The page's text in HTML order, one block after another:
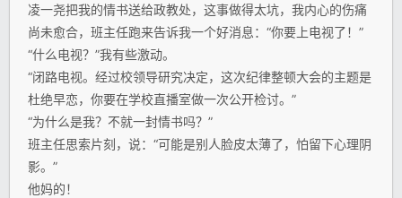
凌一尧把我的情书送给政教处，这事做得太坑，我内心的伤痛
尚未愈合，班主任跑来告诉我一个好消息：“你要上电视了！”
“什么电视？”我有些激动。
“闭路电视。经过校领导研究决定，这次纪律整顿大会的主题是
杜绝早恋，你要在学校直播室做一次公开检讨。”
“为什么是我？不就一封情书吗？”
班主任思索片刻，说：“可能是别人脸皮太薄了，怕留下心理阴
影。”
他妈的！